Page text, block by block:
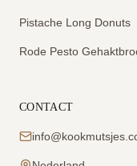
Pistache Long Donuts
Rode Pesto
CONTACT